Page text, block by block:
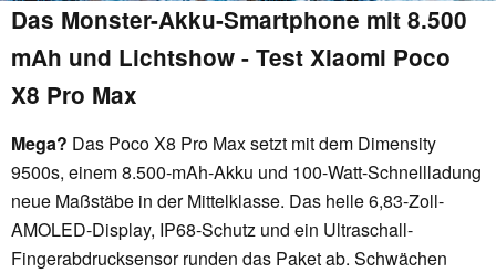
Das Monster-Akku-Smartphone mit 8.500
mAh und Lichtshow - Test Xiaomi Poco
X8 Pro Max
Mega? Das Poco X8 Pro Max setzt mit dem Dimensity
9500s, einem 8.500-mAh-Akku und 100-Watt-Schnellladung
neue Maßstäbe in der Mittelklasse. Das helle 6,83-Zoll-
AMOLED-Display, IP68-Schutz und ein Ultraschall-
Fingerabdrucksensor runden das Paket ab. Schwächen